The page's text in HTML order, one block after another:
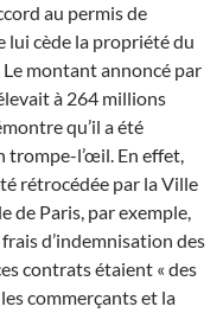
au permis de
lui cède la propriété du
Le montant annoncé par
à 264 millions
qu’il a été
trompe-l’œil. En effet,
rétrocédée par la Ville
de Paris, par exemple,
d’indemnisation des
contrats étaient « des
commerçants et la